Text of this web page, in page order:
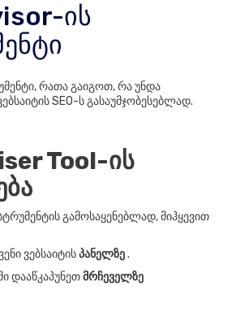
ის
რათა გაიგოთ, რა უნდა
SEO-ს გასაუმჯობესებლად.
Tool-ის
გამოსაყენებლად, მიჰყევით
ვებსაიტისპანელზე.
დააწკაპუნეთმრჩეველზე